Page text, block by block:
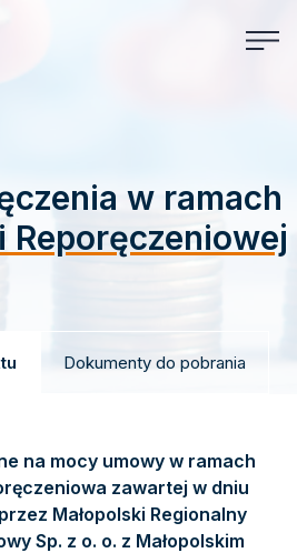
w ramach
Reporęczeniowej
Dokumenty do pobrania
na mocy umowy w ramach
zawartej w dniu
Małopolski Regionalny
Sp. z o. o. z Małopolskim